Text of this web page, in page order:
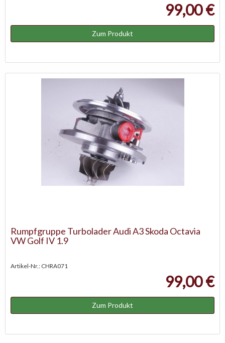
99,00 €
Zum Produkt
Rumpfgruppe Turbolader Audi A3 Skoda Octavia
VW Golf IV 1.9
Artikel-Nr.: CHRA071
99,00 €
Zum Produkt